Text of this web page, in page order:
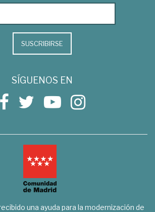
SUSCRIBIRSE
SÍGUENOS EN
una ayuda para la modernización de